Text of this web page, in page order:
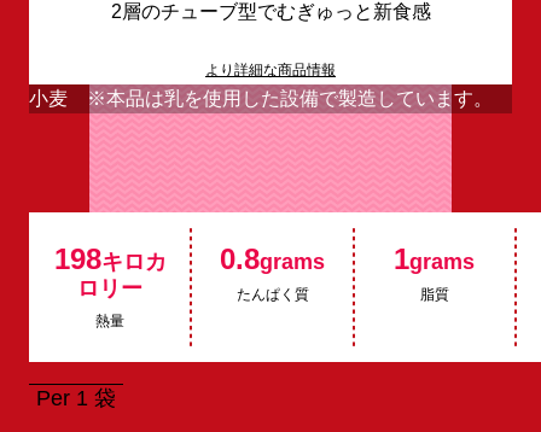
2層のチューブ型でむぎゅっと新食感
より詳細な商品情報
小麦 ※本品は乳を使用した設備で製造しています。
198キロカ
ロリー
熱量
0.8grams
たんぱく質
1grams
脂質
Per 1 袋